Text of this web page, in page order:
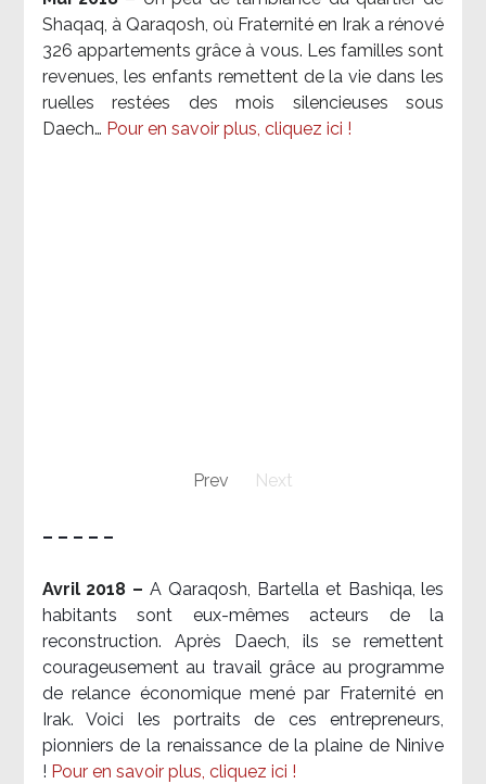
Shaqaq, à Qaraqosh, où Fraternité en Irak a rénové
326 appartements grâce à vous. Les familles sont
revenues, les enfants remettent de la vie dans les
ruelles restées des mois silencieuses sous
Daech… Pour en savoir plus, cliquez ici !
Prev Next
– – – – –
Avril 2018 –A Qaraqosh, Bartella et Bashiqa, les
habitants sont eux-mêmes acteurs de la
reconstruction. Après Daech, ils se remettent
courageusement au travail grâce au programme
de relance économique mené par Fraternité en
Irak. Voici les portraits de ces entrepreneurs,
pionniers de la renaissance de la plaine de Ninive
! Pour en savoir plus, cliquez ici !